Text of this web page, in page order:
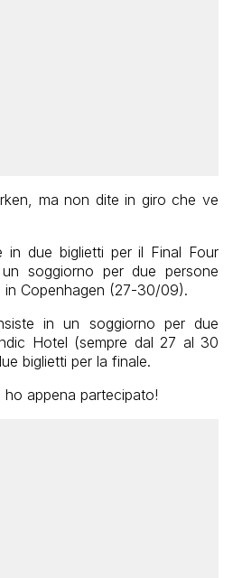
ma non dite in giro che ve
in due biglietti per il Final Four
soggiorno per due persone
Copenhagen (27-30/09).
in un soggiorno per due
Hotel (sempre dal 27 al 30
biglietti per la finale.
appena partecipato!